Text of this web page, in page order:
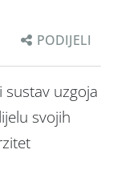
PODIJELI
sustav uzgoja
svojih